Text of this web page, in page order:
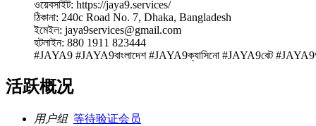
ওয়েবসাইট: https://jaya9.services/
ঠিকানা: 240c Road No. 7, Dhaka, Bangladesh
ইমেইল: jaya9services@gmail.com
হটলাইন: 880 1911 823444
#JAYA9 #JAYA9বাংলাদেশ #JAYA9ক্যাসিনো #JAYA9বেট
活跃概况
用户组 等待验证会员